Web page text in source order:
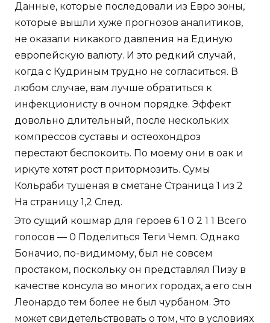
Данные, которые последовали из Евро зоны,
которые вышли хуже прогнозов аналитиков,
не оказали никакого давления на Единую
европейскую валюту. И это редкий случай,
когда с Кудриным трудно не согласиться. В
любом случае, вам лучше обратиться к
инфекционисту в очном порядке. Эффект
довольно длительный, после нескольких
компрессов суставы и остеохондроз
перестают беспокоить. По моему они в оак и
иркуте хотят рост притормозить. Сумы
Кольраби тушеная в сметане Страница 1 из 2
На страницу 1,2 След.
Это сущий кошмар для героев 6 1 0 2 1 1 Всего
голосов — 0 Поделиться Теги Чемп. Однако
Боначио, по-видимому, был не совсем
простаком, поскольку он представлял Пизу в
качестве консула во многих городах, а его сын
Леонардо тем более не был чурбаном. Это
может свидетельствовать о том, что в условиях